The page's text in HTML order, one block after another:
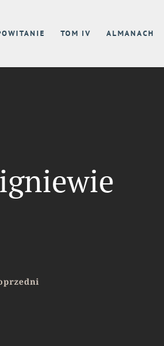
TOM IV ALMANACH